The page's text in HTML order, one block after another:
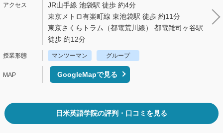
JR山手線 池袋駅 徒歩 約4分
東京メトロ有楽町線 東池袋駅 徒歩 約11分
東京さくらトラム（都電荒川線） 都電雑司ヶ谷駅
徒歩 約12分
マンツーマン グループ
GoogleMapで見る
日米英語学院の評判・口コミを見る